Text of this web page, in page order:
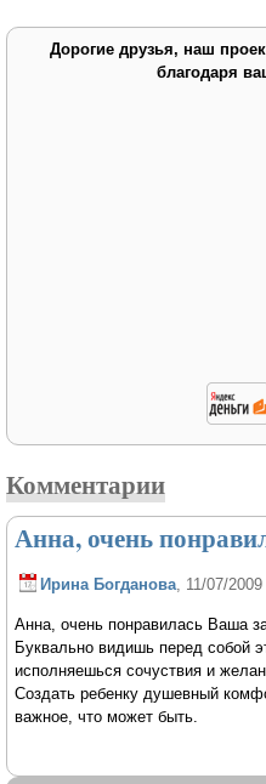
Дорогие друзья, наш
благодаря
Комментарии
Анна, очень
Ирина Богданова , 11/07/
Анна, очень понравилась Ваша
Буквально видишь перед собой
исполняешься сочуствия и
Создать ребенку душевный
важное, что может быть.